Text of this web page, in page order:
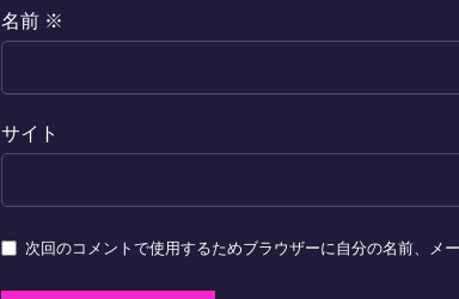
名前 ※
サイト
次回のコメントで使用するためブラウザーに自分の名前、メ